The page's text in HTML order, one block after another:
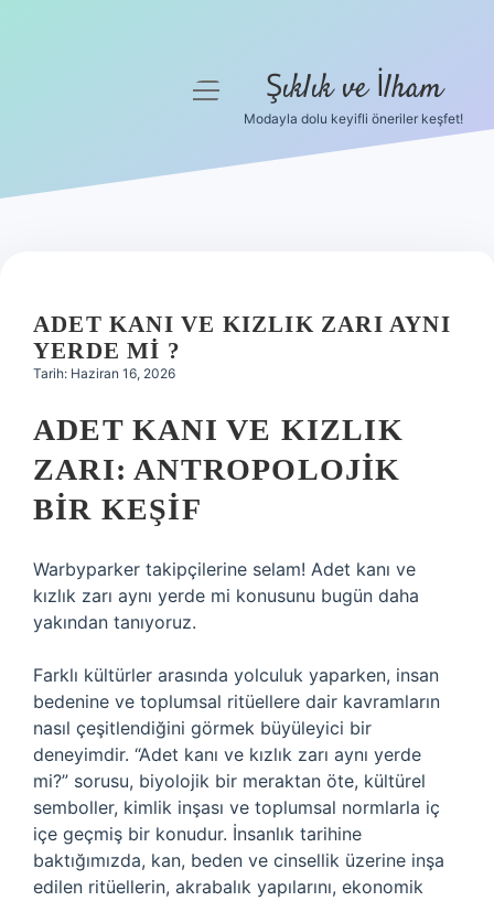
Hakkımızda
menüyü
Şıklık ve İlham
Modayla dolu keyifli öneriler keşfet!
ADET KANI VE KIZLIK ZARI AYNI
YERDE MI ?
Tarih: Haziran 16, 2026
ADET KANI VE KIZLIK
ZARI: ANTROPOLOJIK
BIR KEŞIF
Warbyparker takipçilerine selam! Adet kanı ve
kızlık zarı aynı yerde mi konusunu bugün daha
yakından tanıyoruz.
Farklı kültürler arasında yolculuk yaparken, insan
bedenine ve toplumsal ritüellere dair kavramların
nasıl çeşitlendiğini görmek büyüleyici bir
deneyimdir. “Adet kanı ve kızlık zarı aynı yerde
mi?” sorusu, biyolojik bir meraktan öte, kültürel
semboller, kimlik inşası ve toplumsal normlarla iç
içe geçmiş bir konudur. İnsanlık tarihine
baktığımızda, kan, beden ve cinsellik üzerine inşa
edilen ritüellerin, akrabalık yapılarını, ekonomik